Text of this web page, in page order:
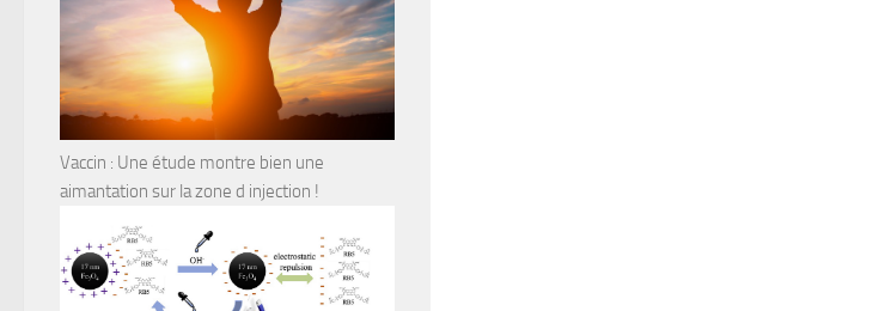
Vaccin : Une étude montre bien une
aimantation sur la zone d injection !